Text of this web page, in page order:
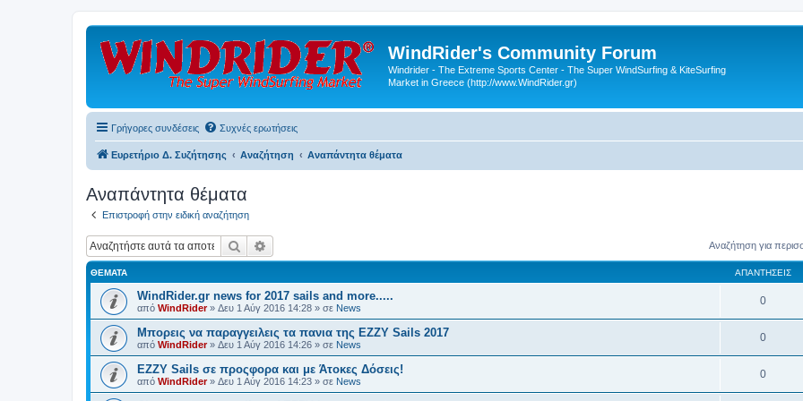
WindRider's Community Forum
Windrider - The Extreme Sports Center - The Super WindSurfing & KiteSurfing
Market in Greece (http://www.WindRider.gr)
Γρήγορες συνδέσεις Συχνές ερωτήσεις
Ευρετήριο Δ. Συζήτησης Αναζήτηση Αναπάντητα θέματα
Αναπάντητα θέματα
Επιστροφή στην ειδική αναζήτηση
Αναζήτηση Αναζήτηση για
ΘΈΜΑΤΑ ΑΠΑΝΤΉΣΕΙΣ
WindRider.gr news for 2017 sails and more.....
από WindRider» Δευ 1 Αύγ 2016 14:28 » σε News
0
Mπορεις να παραγγειλεις τα πανια της EZZY Sails 2017
από WindRider» Δευ 1 Αύγ 2016 14:26 » σε News
0
EZZY Sails σε προςφορα και με Άτοκες Δόσεις!
από WindRider» Δευ 1 Αύγ 2016 14:23 » σε News
0